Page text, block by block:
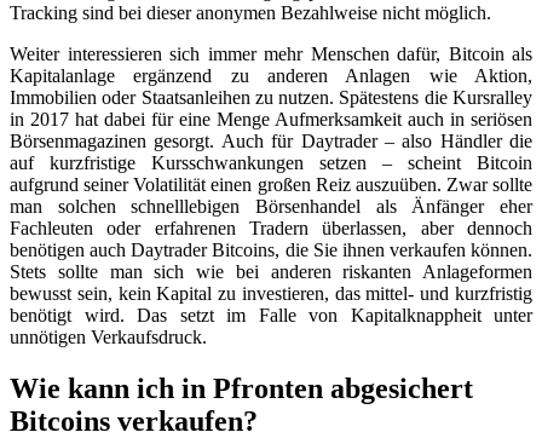
Tracking sind bei dieser anonymen Bezahlweise nicht möglich.
Weiter interessieren sich immer mehr Menschen dafür, Bitcoin als
Kapitalanlage ergänzend zu anderen Anlagen wie Aktion,
Immobilien oder Staatsanleihen zu nutzen. Spätestens die Kursralley
in 2017 hat dabei für eine Menge Aufmerksamkeit auch in seriösen
Börsenmagazinen gesorgt. Auch für Daytrader – also Händler die
auf kurzfristige Kursschwankungen setzen – scheint Bitcoin
aufgrund seiner Volatilität einen großen Reiz auszuüben. Zwar sollte
man solchen schnelllebigen Börsenhandel als Änfänger eher
Fachleuten oder erfahrenen Tradern überlassen, aber dennoch
benötigen auch Daytrader Bitcoins, die Sie ihnen verkaufen können.
Stets sollte man sich wie bei anderen riskanten Anlageformen
bewusst sein, kein Kapital zu investieren, das mittel- und kurzfristig
benötigt wird. Das setzt im Falle von Kapitalknappheit unter
unnötigen Verkaufsdruck.
Wie kann ich in Pfronten abgesichert
Bitcoins verkaufen?